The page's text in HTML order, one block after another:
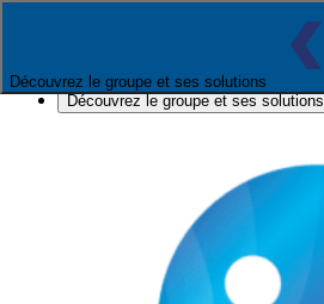
Découvrez le groupe et ses solutions
Découvrez le groupe et ses solutions